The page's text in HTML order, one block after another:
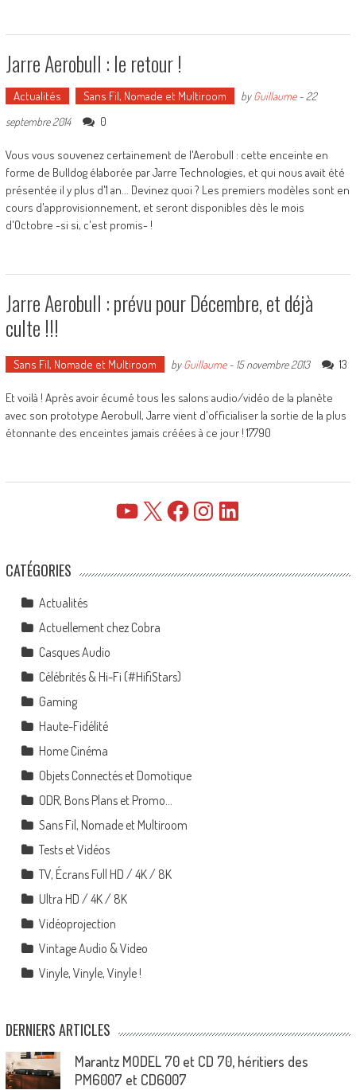
Jarre Aerobull : le retour !
Actualités Sans Fil, Nomade et Multiroom byGuillaume- 22
septembre 2014
0
Vous vous souvenez certainement de l'Aerobull : cette enceinte en
forme de Bulldog élaborée par Jarre Technologies, et qui nous avait été
présentée il y plus d'1 an... Devinez quoi ? Les premiers modèles sont en
cours d'approvisionnement, et seront disponibles dès le mois
d'Octobre -si si, c'est promis- !
Jarre Aerobull : prévu pour Décembre, et déjà
culte !!!
Sans Fil, Nomade et Multiroom byGuillaume- 15 novembre 2013 13
Et voilà ! Après avoir écumé tous les salons audio/vidéo de la planète
avec son prototype Aerobull, Jarre vient d'officialiser la sortie de la plus
étonnante des enceintes jamais créées à ce jour ! 17790
YouTube FacebookInstagramLinkedIn
CATÉGORIES
Actualités
Actuellement chez Cobra
Casques Audio
Célébrités & Hi-Fi (#HifiStars)
Gaming
Haute-Fidélité
Home Cinéma
Objets Connectés et Domotique
ODR, Bons Plans et Promo…
Sans Fil, Nomade et Multiroom
Tests et Vidéos
TV, Écrans Full HD / 4K / 8K
Ultra HD / 4K / 8K
Vidéoprojection
Vintage Audio & Video
Vinyle, Vinyle, Vinyle !
DERNIERS ARTICLES
Marantz MODEL 70 et CD 70, héritiers des
PM6007 et CD6007